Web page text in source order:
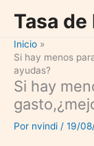
contenido
Tasa de
Inicio
Si hay menos
ayudas?
Si hay
Por nvindi / 19/